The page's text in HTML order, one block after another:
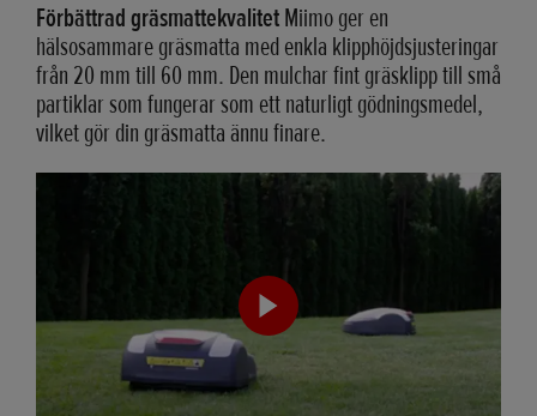
Förbättrad gräsmattekvalitetMiimo ger en
hälsosammare gräsmatta med enkla klipphöjdsjusteringar
från 20 mm till 60 mm. Den mulchar fint gräsklipp till små
partiklar som fungerar som ett naturligt gödningsmedel,
vilket gör din gräsmatta ännu finare.